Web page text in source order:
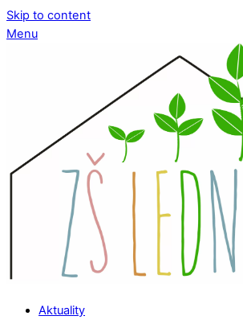
Skip to content
Menu
Aktuality